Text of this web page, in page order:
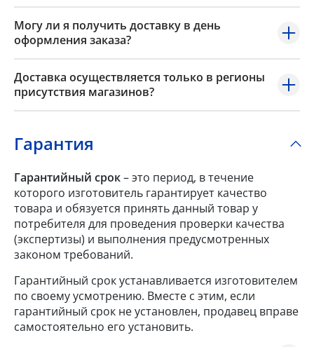
Могу ли я получить доставку в день
оформления заказа?
Доставка осуществляется только в регионы
присутствия магазинов?
Гарантия
Гарантийный срок– это период, в течение
которого изготовитель гарантирует качество
товара и обязуется принять данный товар у
потребителя для проведения проверки качества
(экспертизы) и выполнения предусмотренных
законом требований.
Гарантийный срок устанавливается изготовителем
по своему усмотрению. Вместе с этим, если
гарантийный срок не установлен, продавец вправе
самостоятельно его установить.